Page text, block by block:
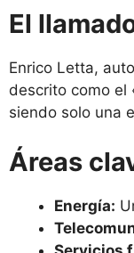
El
Enrico Letta,
descrito como el
siendo solo una
Áreas
Energía: